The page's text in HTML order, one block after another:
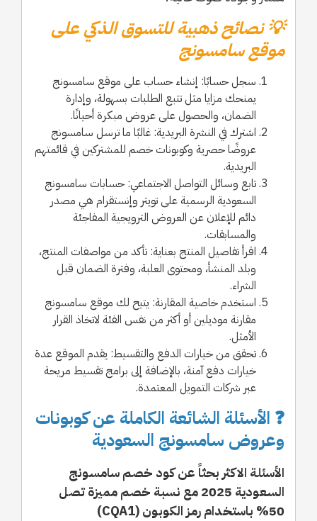
💡 نصائح ذهبية للتسوق الذكي على
موقع سامسونج
سجل حسابًا: إنشاء حساب على موقع سامسونج
يمنحك مزايا مثل تتبع الطلبات بسهولة، وإدارة
الضمان، والحصول على عروض مبكرة أحيانًا.
اشترك في النشرة البريدية: غالبًا ما ترسل سامسونج
عروضًا حصرية وكوبونات خصم للمشتركين في قائمتهم
البريدية.
تابع وسائل التواصل الاجتماعي: حسابات سامسونج
السعودية الرسمية على تويتر وإنستقرام هي مصدر
دائم للإعلان عن العروض الترويجية المفاجئة
والمسابقات.
اقرأ تفاصيل المنتج بعناية: تأكد من مواصفات المنتج،
وبلد المنشأ، ومحتوى العلبة، وفترة الضمان قبل
الشراء.
استخدم خاصية المقارنة: يتيح لك موقع سامسونج
مقارنة موديلين أو أكثر من نفس الفئة لاتخاذ القرار
الأمثل.
تحقق من خيارات الدفع والتقسيط: يقدم الموقع عدة
خيارات دفع آمنة، بالإضافة إلى برامج تقسيط مريحة
عبر شركات التمويل المعتمدة.
❓ الأسئلة الشائعة الكاملة عن كوبونات
وعروض سامسونج السعودية
الأسئلة الاكثر بحثاً عن كود خصم سامسونج
السعودية 2025 مع نسبة خصم مميزة تصل
50% باستخدام رمز الكوبون (CQA1)